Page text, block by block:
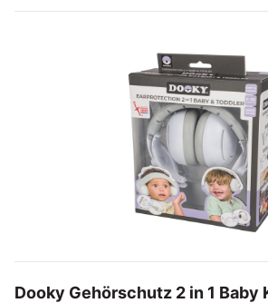
Dooky Gehörschutz 2 in 1 Baby